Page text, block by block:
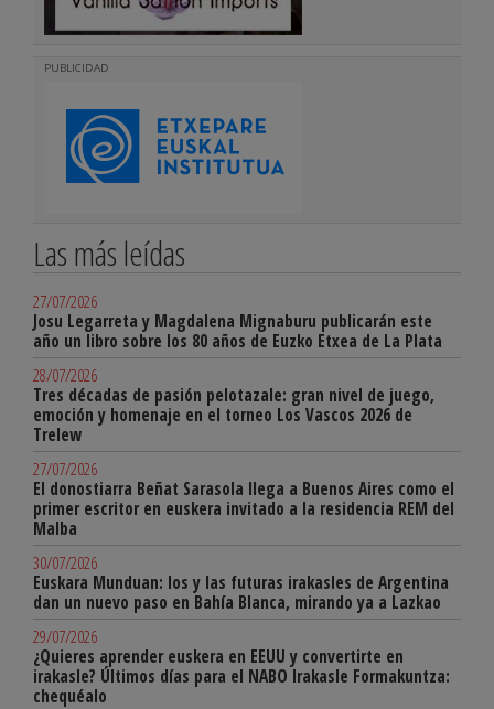
PUBLICIDAD
Las más leídas
27/07/2026
Josu Legarreta y Magdalena Mignaburu publicarán este
año un libro sobre los 80 años de Euzko Etxea de La Plata
28/07/2026
Tres décadas de pasión pelotazale: gran nivel de juego,
emoción y homenaje en el torneo Los Vascos 2026 de
Trelew
27/07/2026
El donostiarra Beñat Sarasola llega a Buenos Aires como el
primer escritor en euskera invitado a la residencia REM del
Malba
30/07/2026
Euskara Munduan: los y las futuras irakasles de Argentina
dan un nuevo paso en Bahía Blanca, mirando ya a Lazkao
29/07/2026
¿Quieres aprender euskera en EEUU y convertirte en
irakasle? Últimos días para el NABO Irakasle Formakuntza:
chequéalo